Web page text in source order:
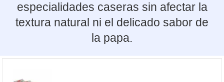
especialidades caseras sin afectar la
textura natural ni el delicado sabor de
la papa.